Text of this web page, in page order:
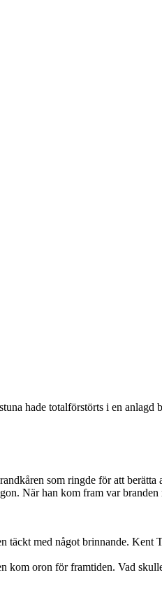
hade totalförstörts i en anlagd
som ringde för att
När han kom fram var
med något brinnande. Kent
oron för framtiden. Vad